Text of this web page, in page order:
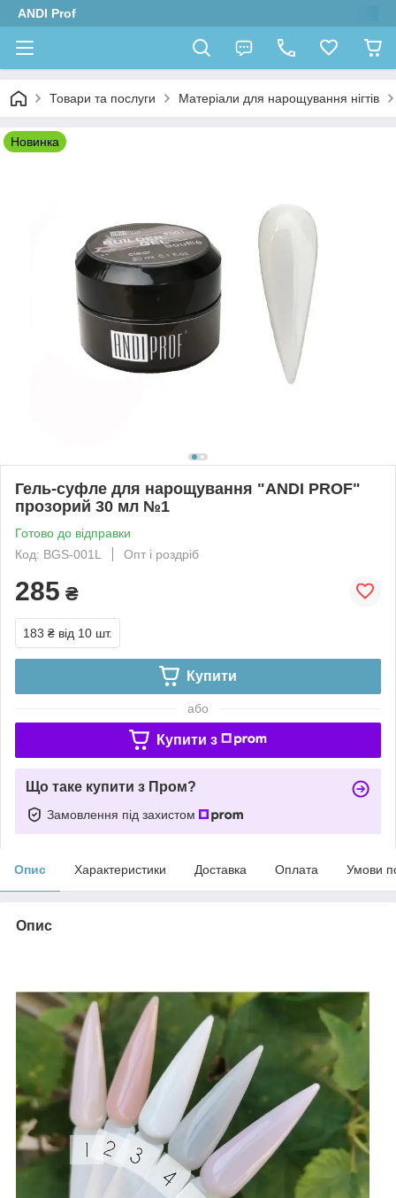
ANDI Prof
Товари та послуги Матеріали для нарощування нігтів
Новинка
Гель-суфле для нарощування "ANDI PROF"
прозорий 30 мл №1
Готово до відправки
Код: BGS-001L
Опт і роздріб
285 ₴
183 ₴ від 10 шт.
Купити
або
Купити з
Що таке купити з Пром?
Замовлення під захистом
Опис Характеристики Доставка Оплата Умови
Опис